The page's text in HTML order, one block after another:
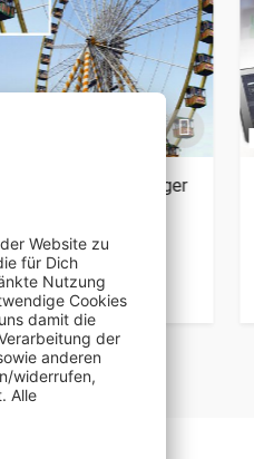
1.4 Mio.-teiliger
€